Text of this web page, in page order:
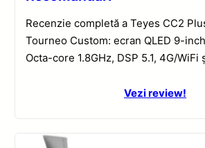
Recenzie completă a Teyes CC2
Tourneo Custom: ecran QLED 9-
Octa-core 1.8GHz, DSP 5.1, 4G/WiFi
Vezi review!